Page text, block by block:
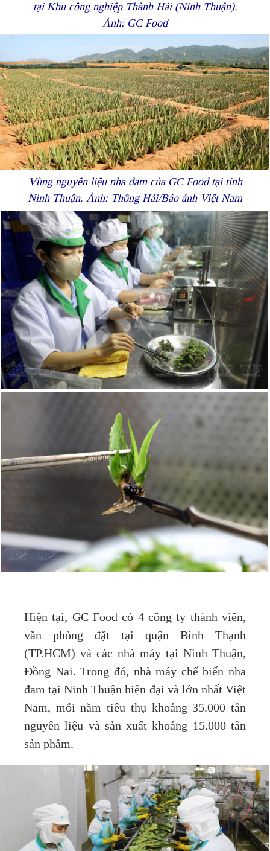
tại Khu công nghiệp Thành Hải (Ninh Thuận).
Ảnh: GC Food
Vùng nguyên liệu nha đam của GC Food tại tỉnh
Ninh Thuận. Ảnh: Thông Hải/Báo ảnh Việt Nam
Hiện tại, GC Food có 4 công ty thành viên,
văn phòng đặt tại quận Bình Thạnh
(TP.HCM) và các nhà máy tại Ninh Thuận,
Đồng Nai. Trong đó, nhà máy chế biến nha
đam tại Ninh Thuận hiện đại và lớn nhất Việt
Nam, mỗi năm tiêu thụ khoảng 35.000 tấn
nguyên liệu và sản xuất khoảng 15.000 tấn
sản phẩm.